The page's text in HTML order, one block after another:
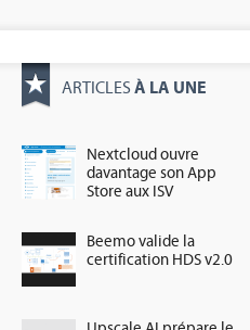
ARTICLES À LA UNE
Nextcloud ouvre
davantage son App
Store aux ISV
Beemo valide la
certification HDS v2.0